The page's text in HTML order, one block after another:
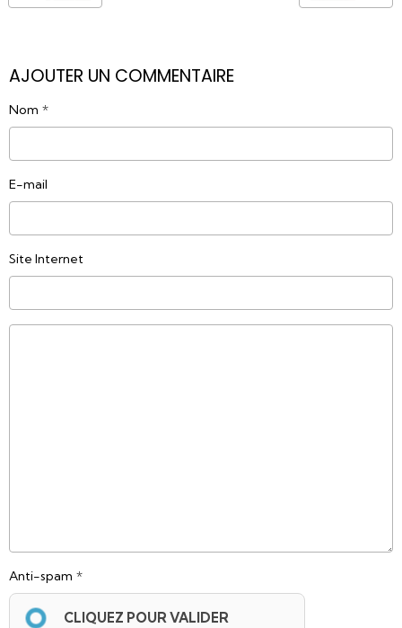
AJOUTER UN COMMENTAIRE
Nom
E-mail
Site Internet
Anti-spam
CLIQUEZ POUR VALIDER